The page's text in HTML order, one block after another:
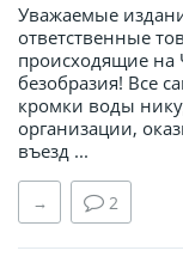
Уважаемые
ответственные
происходящие на
безобразия! Все
кромки воды
организации,
въезд ...
→ 2